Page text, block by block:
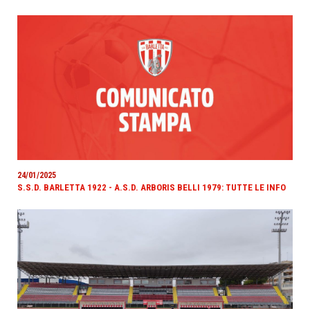
24/01/2025
S.S.D. BARLETTA 1922 - A.S.D. ARBORIS BELLI 1979: TUTTE LE INFO